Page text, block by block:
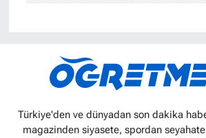
Türkiye'den ve dünyadan son dakika
magazinden siyasete, spordan